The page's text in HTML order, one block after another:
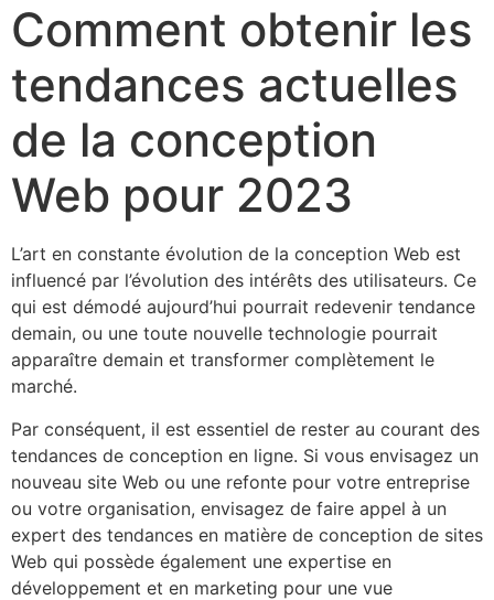
Comment obtenir les
tendances actuelles
de la conception
Web pour 2023
L’art en constante évolution de la conception Web est
influencé par l’évolution des intérêts des utilisateurs. Ce
qui est démodé aujourd’hui pourrait redevenir tendance
demain, ou une toute nouvelle technologie pourrait
apparaître demain et transformer complètement le
marché.
Par conséquent, il est essentiel de rester au courant des
tendances de conception en ligne. Si vous envisagez un
nouveau site Web ou une refonte pour votre entreprise
ou votre organisation, envisagez de faire appel à un
expert des tendances en matière de conception de sites
Web qui possède également une expertise en
développement et en marketing pour une vue